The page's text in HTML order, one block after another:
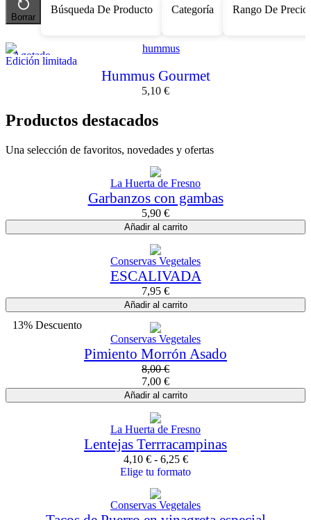
Búsqueda De Producto
Rango De
Categoría
Borrar
Agotado
Edición limitada
Hummus Gourmet
5,10 €
Productos destacados
Una selección de favoritos, novedades y ofertas
La Huerta de Fresno
Garbanzos con gambas
5,90 €
Añadir al carrito
Conservas Vegetales
ESCALIVADA
7,95 €
Añadir al carrito
13% Descuento
Conservas Vegetales
Pimiento Morrón Asado
8,00€
7,00 €
Añadir al carrito
La Huerta de Fresno
Lentejas Terrracampinas
4,10 €- 6,25 €
Elige tu formato
Conservas Vegetales